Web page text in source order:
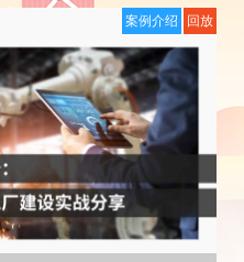
案例介绍 回放